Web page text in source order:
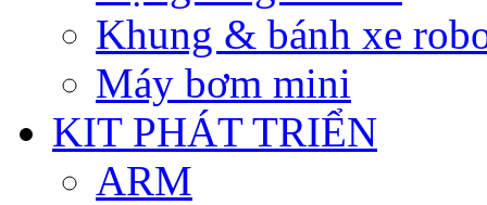
Khung & bánh xe
Máy bơm mini
KIT PHÁT TRIỂN
ARM